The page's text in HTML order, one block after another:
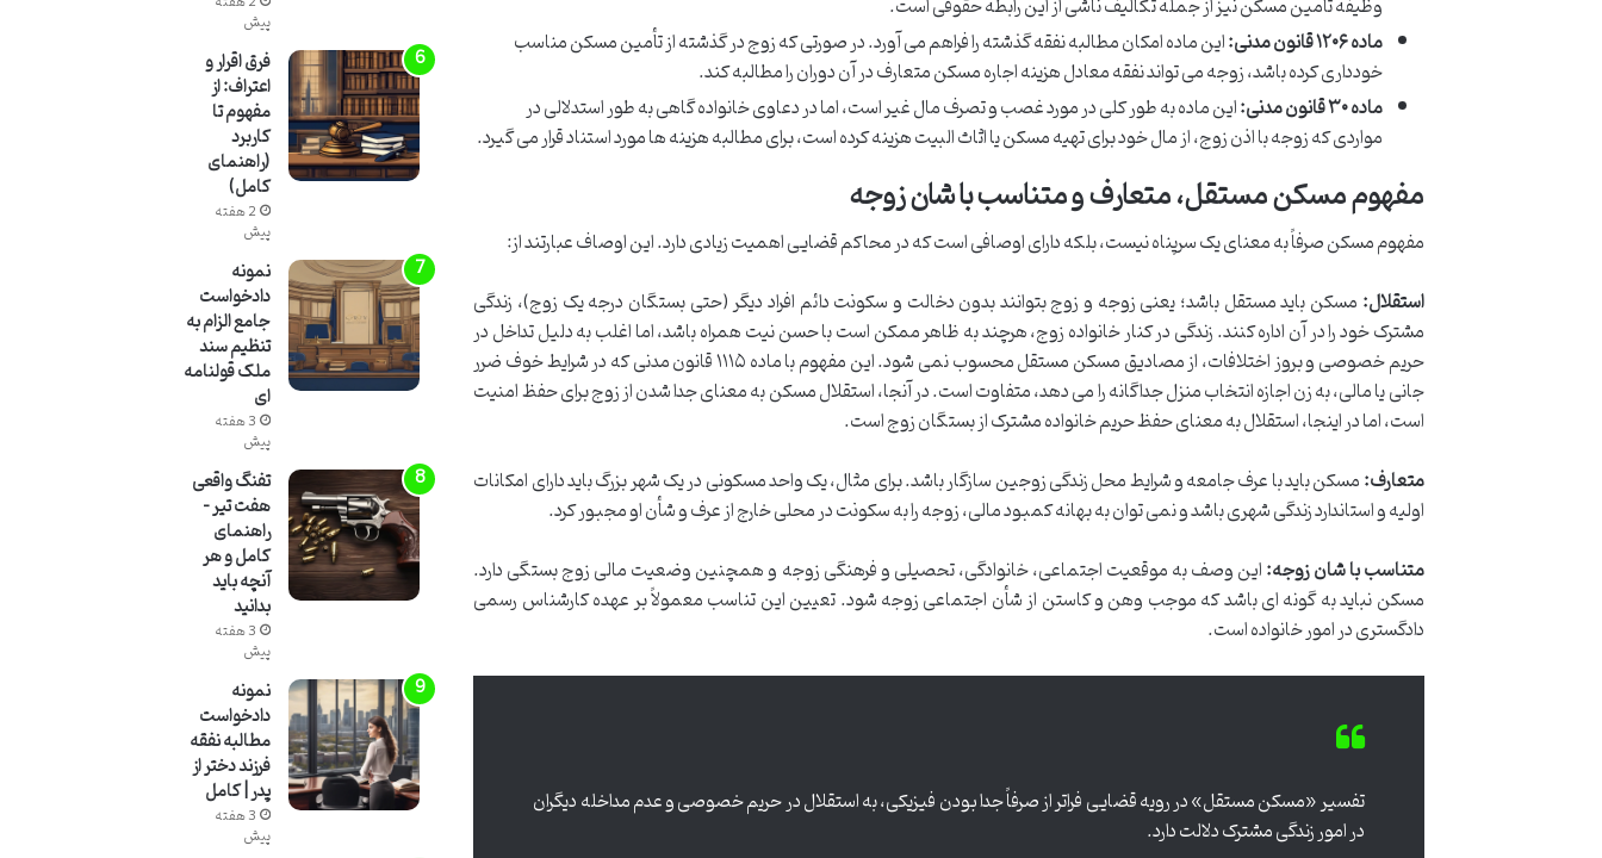
ماده ۱۲۰۶ قانون مدنی:
این ماده امکان مطالبه نفقه گذشته را فراهم می آورد. در صورتی که زوج در گذشته از تأمین مسکن مناسب
خودداری کرده باشد، زوجه می تواند نفقه معادل هزینه اجاره مسکن متعارف در آن دوران را مطالبه کند.
ماده ۳۰ قانون مدنی:
این ماده به طور کلی در مورد غصب و تصرف مال غیر است، اما در دعاوی خانواده گاهی به طور استدلالی در
مواردی که زوجه با اذن زوج، از مال خود برای تهیه مسکن یا اثاث البیت هزینه کرده است، برای مطالبه هزینه ها مورد استناد قرار می گیرد.
مفهوم مسکن مستقل، متعارف و متناسب با شان زوجه
مفهوم مسکن صرفاً به معنای یک سرپناه نیست، بلکه دارای اوصافی است که در محاکم قضایی اهمیت زیادی دارد. این اوصاف عبارتند از:
استقلال:مسکن باید مستقل باشد؛ یعنی زوجه و زوج بتوانند بدون دخالت و سکونت دائم افراد دیگر (حتی بستگان درجه یک زوج)، زندگی
مشترک خود را در آن اداره کنند. زندگی در کنار خانواده زوج، هرچند به ظاهر ممکن است با حسن نیت همراه باشد، اما اغلب به دلیل تداخل در
حریم خصوصی و بروز اختلافات، از مصادیق مسکن مستقل محسوب نمی شود. این مفهوم با ماده ۱۱۱۵ قانون مدنی که در شرایط خوف ضرر
جانی یا مالی، به زن اجازه انتخاب منزل جداگانه را می دهد، متفاوت است. در آنجا، استقلال مسکن به معنای جدا شدن از زوج برای حفظ امنیت
است، اما در اینجا، استقلال به معنای حفظ حریم خانواده مشترک از بستگان زوج است.
متعارف:مسکن باید با عرف جامعه و شرایط محل زندگی زوجین سازگار باشد. برای مثال، یک واحد مسکونی در یک شهر بزرگ باید دارای امکانات
اولیه و استاندارد زندگی شهری باشد و نمی توان به بهانه کمبود مالی، زوجه را به سکونت در محلی خارج از عرف و شأن او مجبور کرد.
متناسب با شان زوجه:این وصف به موقعیت اجتماعی، خانوادگی، تحصیلی و فرهنگی زوجه و همچنین وضعیت مالی زوج بستگی دارد.
مسکن نباید به گونه ای باشد که موجب وهن و کاستن از شأن اجتماعی زوجه شود. تعیین این تناسب معمولاً بر عهده کارشناس رسمی
دادگستری در امور خانواده است.
تفسیر «مسکن مستقل» در رویه قضایی فراتر از صرفاً جدا بودن فیزیکی، به استقلال در حریم خصوصی و عدم مداخله دیگران
در امور زندگی مشترک دلالت دارد.
پیش
فرق اقرار و
اعتراف: از
مفهوم تا
کاربرد
(راهنمای
کامل)
2 هفته
پیش
نمونه
دادخواست
جامع الزام به
تنظیم سند
ملک قولنامه
ای
3 هفته
پیش
تفنگ واقعی
هفت تیر –
راهنمای
کامل و هر
آنچه باید
بدانید
3 هفته
پیش
نمونه
دادخواست
مطالبه نفقه
فرزند دختر از
پدر | کامل
3 هفته
پیش